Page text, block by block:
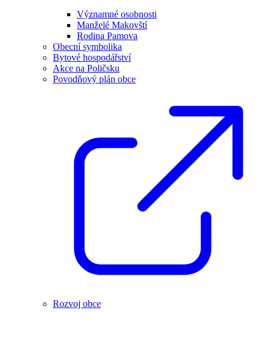
Významné osobnosti
Manželé Makovští
Rodina Pamova
Obecní symbolika
Bytové hospodářství
Akce na Poličsku
Povodňový plán obce
Rozvoj obce